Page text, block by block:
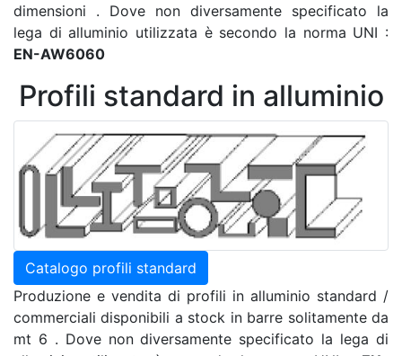
dimensioni . Dove non diversamente specificato la
lega di alluminio utilizzata è secondo la norma UNI :
EN-AW6060
Profili standard in alluminio
Catalogo profili standard
Produzione e vendita di profili in alluminio standard /
commerciali disponibili a stock in barre solitamente da
mt 6 . Dove non diversamente specificato la lega di